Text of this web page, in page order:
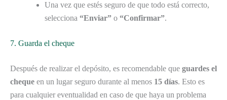
Una vez que estés seguro de que todo está correcto,
selecciona “Enviar” o “Confirmar”.
7. Guarda el cheque
Después de realizar el depósito, es recomendable que guardes el
cheque en un lugar seguro durante al menos 15 días. Esto es
para cualquier eventualidad en caso de que haya un problema